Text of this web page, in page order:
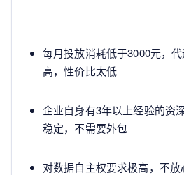
每月投放消耗低于3000元，
高，性价比太低
企业自身有3年以上经验的资
稳定，不需要外包
对数据自主权要求极高，不